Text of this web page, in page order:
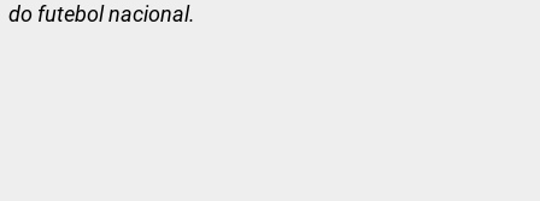
do futebol nacional.